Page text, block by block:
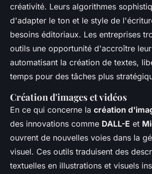
créativité. Leurs algorithmes
d'adapter le ton et le style de
besoins éditoriaux. Les entreprises
outils une opportunité d'accroître
automatisant la création de textes,
temps pour des tâches plus
Création d'images et vidéos
En ce qui concerne la création
des innovations comme DALL-E et
ouvrent de nouvelles voies dans la
visuel. Ces outils traduisent des
textuelles en illustrations et visuels